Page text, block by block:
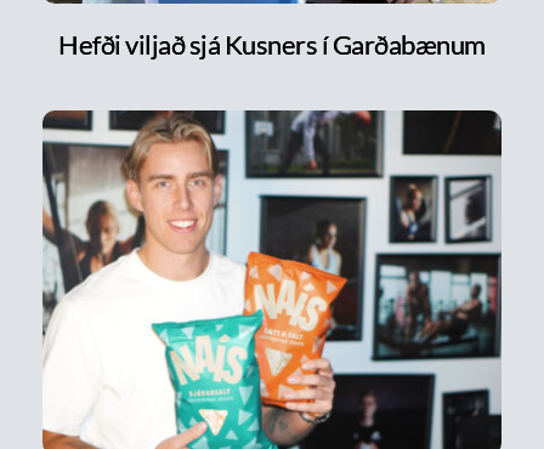
Hefði viljað sjá Kusners í Garðabænum